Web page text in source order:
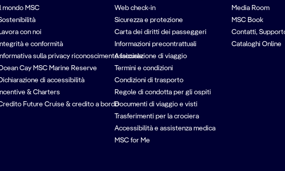
Il mondo MSC
con noi
Integrità e conformità
Informativa sulla privacy riconoscimento facciale
Cay MSC Marine Reserve
di accessibilità
Incentive & Charters
Future Cruise & credito a bordo
Web check-in
Sicurezza e protezione
Carta dei diritti dei passeggeri
Informazioni precontrattuali
Assicurazione di viaggio
Termini e condizioni
Condizioni di trasporto
Regole di condotta per gli ospiti
Documenti di viaggio e visti
Trasferimenti per la crociera
Accessibilità e assistenza medica
MSC for Me
Media Room
MSC Book
Contatti,
Cataloghi Online